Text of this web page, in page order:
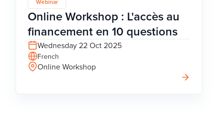
Webinar
Online Workshop : L'accès au
financement en 10 questions
Wednesday 22 Oct 2025
French
Online Workshop